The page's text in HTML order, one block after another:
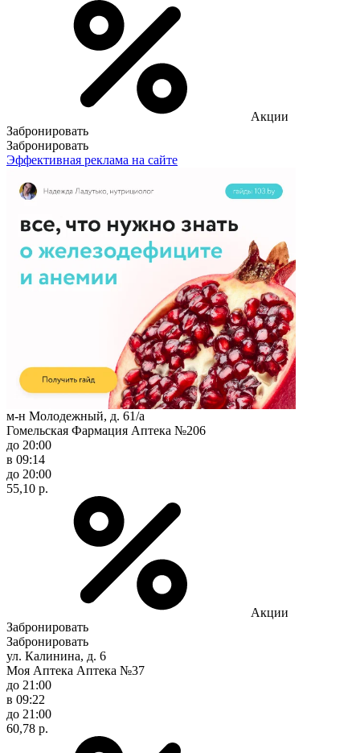
Акции
Забронировать
Забронировать
Эффективная реклама на сайте
м-н Молодежный, д. 61/а
Гомельская Фармация Аптека №206
до 20:00
в 09:14
до 20:00
55,10 р.
Акции
Забронировать
Забронировать
ул. Калинина, д. 6
Моя Аптека Аптека №37
до 21:00
в 09:22
до 21:00
60,78 р.